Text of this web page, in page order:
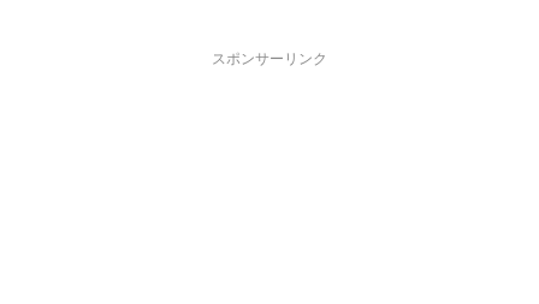
スポンサーリンク